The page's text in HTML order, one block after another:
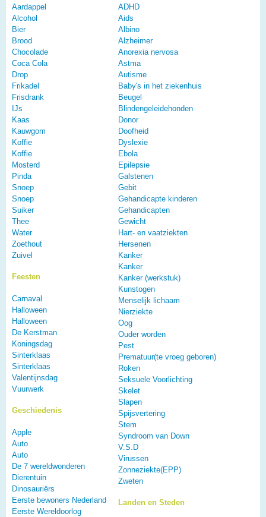
Aardappel
Alcohol
Bier
Brood
Chocolade
Coca Cola
Drop
Frikadel
Frisdrank
IJs
Kaas
Kauwgom
Koffie
Koffie
Mosterd
Pinda
Snoep
Snoep
Suiker
Thee
Water
Zoethout
Zuivel
Feesten
Carnaval
Halloween
Halloween
De Kerstman
Koningsdag
Sinterklaas
Sinterklaas
Valentijnsdag
Vuurwerk
Geschiedenis
Apple
Auto
Auto
De 7 wereldwonderen
Dierentuin
Dinosauriërs
Eerste bewoners Nederland
Eerste Wereldoorlog
ADHD
Aids
Albino
Alzheimer
Anorexia nervosa
Astma
Autisme
Baby's in het ziekenhuis
Beugel
Blindengeleidehonden
Donor
Doofheid
Dyslexie
Ebola
Epilepsie
Galstenen
Gebit
Gehandicapte kinderen
Gehandicapten
Gewicht
Hart- en vaatziekten
Hersenen
Kanker
Kanker
Kanker (werkstuk)
Kunstogen
Menselijk lichaam
Nierziekte
Oog
Ouder worden
Pest
Prematuur(te vroeg geboren)
Roken
Seksuele Voorlichting
Skelet
Slapen
Spijsvertering
Stem
Syndroom van Down
V.S.D
Virussen
Zonneziekte(EPP)
Zweten
Landen en Steden